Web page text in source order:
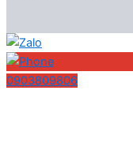
0903809806